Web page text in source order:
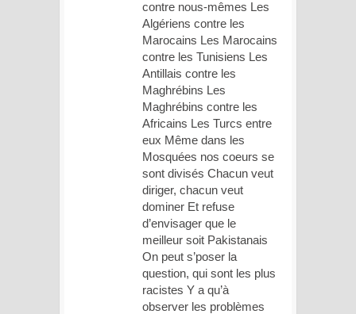
contre nous-mêmes Les
Algériens contre les
Marocains Les Marocains
contre les Tunisiens Les
Antillais contre les
Maghrébins Les
Maghrébins contre les
Africains Les Turcs entre
eux Même dans les
Mosquées nos coeurs se
sont divisés Chacun veut
diriger, chacun veut
dominer Et refuse
d’envisager que le
meilleur soit Pakistanais
On peut s’poser la
question, qui sont les plus
racistes Y a qu’à
observer les problèmes